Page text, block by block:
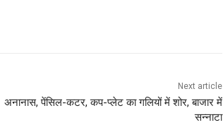
Next article
अनानास, पेंसिल-कटर, कप-प्लेट का गलियों में शोर, बाजार में
सन्नाटा